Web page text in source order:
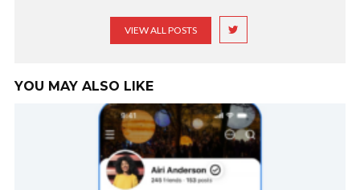
VIEW ALL POSTS
YOU MAY ALSO LIKE